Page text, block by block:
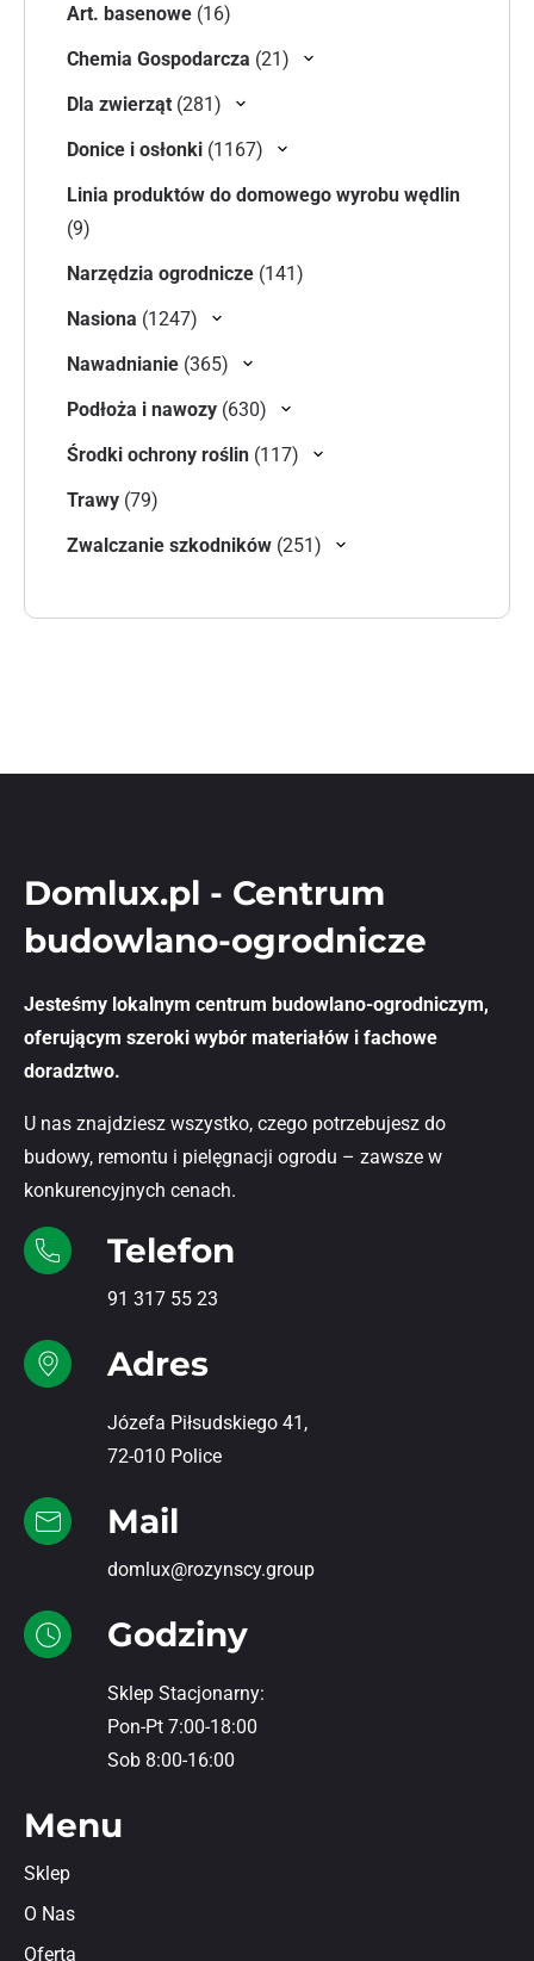
Art. basenowe 1616 produktów
Chemia Gospodarcza 2121 produktów
Dla zwierząt 281281 produktów
Donice i osłonki 11671167 produktów
Linia produktów do domowego wyrobu wędlin
99 produktów
Narzędzia ogrodnicze 141141 produktów
Nasiona 12471247 produktów
Nawadnianie 365365 produktów
Podłoża i nawozy 630630 produktów
Środki ochrony roślin 117117 produktów
Trawy 7979 produktów
Zwalczanie szkodników 251251 produktów
Domlux.pl - Centrum
budowlano-ogrodnicze
Jesteśmy lokalnym centrum budowlano-ogrodniczym,
oferującym szeroki wybór materiałów i fachowe
doradztwo.
U nas znajdziesz wszystko, czego potrzebujesz do
budowy, remontu i pielęgnacji ogrodu – zawsze w
konkurencyjnych cenach.
Telefon
91 317 55 23
Adres
Józefa Piłsudskiego 41,
72-010 Police
Mail
domlux@rozynscy.group
Godziny
Sklep Stacjonarny:
Pon-Pt 7:00-18:00
Sob 8:00-16:00
Menu
Sklep
O Nas
Oferta